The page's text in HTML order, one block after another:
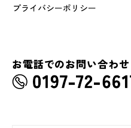
プライバシーポリシー
お電話でのお問い合わせ